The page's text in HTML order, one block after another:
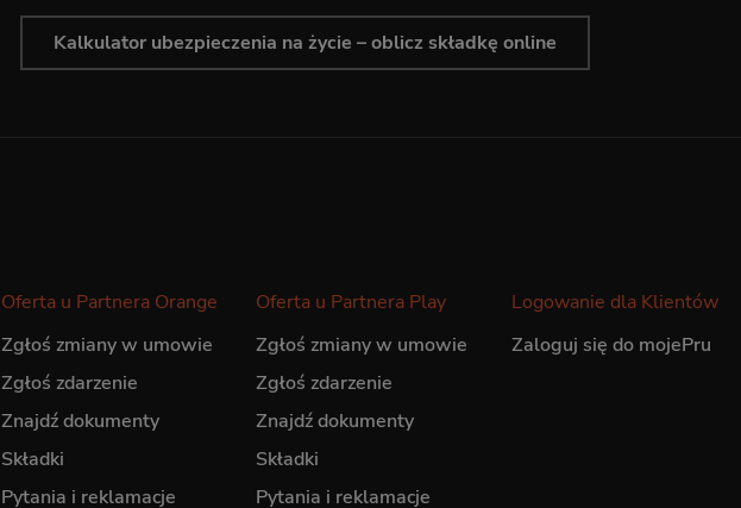
Kalkulator ubezpieczenia na życie – oblicz składkę online
Oferta u Partnera Orange
Zgłoś zmiany w umowie
Zgłoś zdarzenie
Znajdź dokumenty
Składki
Pytania i reklamacje
Oferta u Partnera Play
Zgłoś zmiany w umowie
Zgłoś zdarzenie
Znajdź dokumenty
Składki
Pytania i reklamacje
Logowanie dla Klientów
Zaloguj się do mojePru